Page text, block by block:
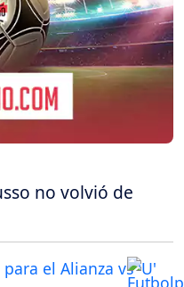
no volvió de